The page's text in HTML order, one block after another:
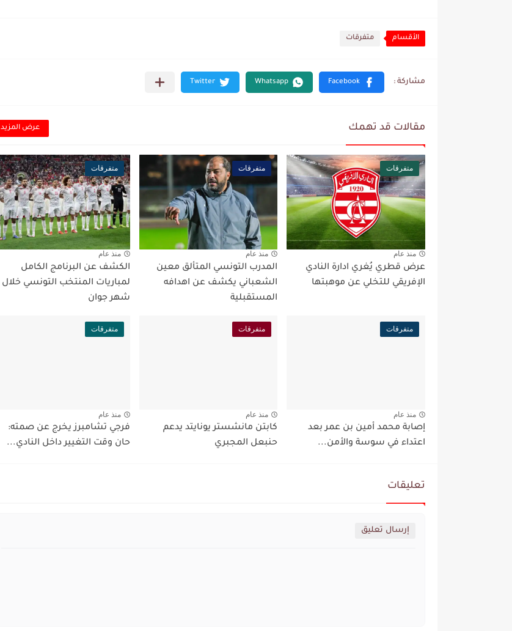
الأقسام متفرقات
مقالات قد تهمك عرض المزيد
متفرقات
منذ عام
عرض قطري يُغري ادارة النادي
الإفريقي للتخلي عن موهبتها
متفرقات
منذ عام
المدرب التونسي المتألق معين
الشعباني يكشف عن اهدافه
المستقبلية
متفرقات
منذ عام
الكشف عن البرنامج الكامل
لمباريات المنتخب التونسي خلال
شهر جوان
متفرقات
منذ عام
إصابة محمد أمين بن عمر بعد
اعتداء في سوسة والأمن...
متفرقات
منذ عام
كابتن مانشستر يونايتد يدعم
حنبعل المجبري
متفرقات
منذ عام
فرجي تشامبرز يخرج عن صمته:
حان وقت التغيير داخل النادي...
تعليقات
إرسال تعليق